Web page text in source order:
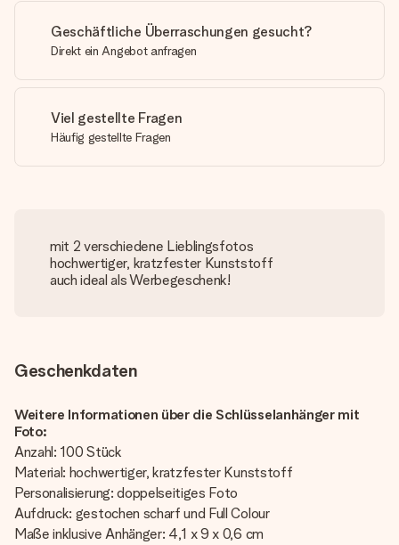
Geschäftliche Überraschungen gesucht?
Direkt ein Angebot anfragen
Viel gestellte Fragen
Häufig gestellte Fragen
mit 2 verschiedene Lieblingsfotos
hochwertiger, kratzfester Kunststoff
auch ideal als Werbegeschenk!
Geschenkdaten
Weitere Informationen über die Schlüsselanhänger mit
Foto:
Anzahl: 100 Stück
Material: hochwertiger, kratzfester Kunststoff
Personalisierung: doppelseitiges Foto
Aufdruck: gestochen scharf und Full Colour
Maße inklusive Anhänger: 4,1 x 9 x 0,6 cm